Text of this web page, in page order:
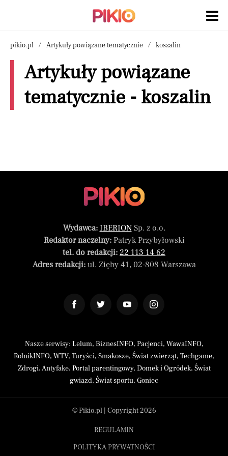
pikio.pl Artykuły powiązane tematycznie koszalin
Artykuły powiązane
tematycznie - koszalin
Wydawca: IBERIONSp. z o.o.
Redaktor naczelny:Patryk Przybyłowski
tel. do redakcji: 22 113 14 62
Adres redakcji:ul. Zięby 41, 02-808 Warszawa
Nasze serwisy: Lelum, BiznesINFO, Pacjenci, WawaINFO,
RolnikINFO, WTV, Turyści, Smakosze, Świat zwierząt, Techgame,
Zdrogi,Antyfake, Portal parentingowy, Domek i Ogródek, Świat
gwiazd, Świat sportu, Goniec
© Pikio.pl | Copyright 2026
REGULAMIN
POLITYKA PRYWATNOŚCI